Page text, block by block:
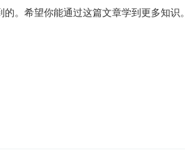
。希望你能通过这篇文章学到更多知识